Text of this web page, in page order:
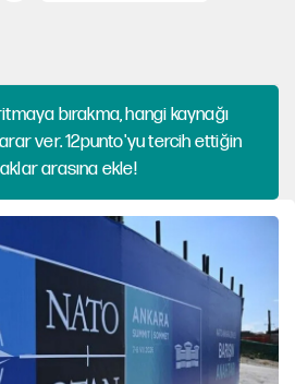
bırakma, hangi kaynağı
ver. 12punto'yu tercih ettiğin
arasına ekle!